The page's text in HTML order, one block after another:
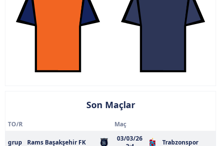
Son Maçlar
TO/R Maç
grup Rams Başakşehir FK
03/03/26
Trabzonspor